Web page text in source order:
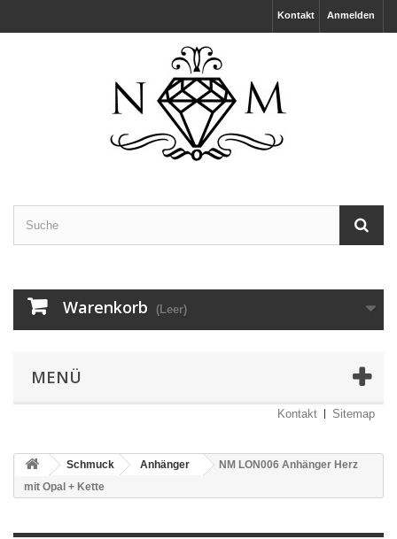
Anmelden
Kontakt
Warenkorb (Leer)
MENÜ
Kontakt Sitemap
Schmuck Anhänger
NM LON006 Anhänger Herz
mit Opal + Kette